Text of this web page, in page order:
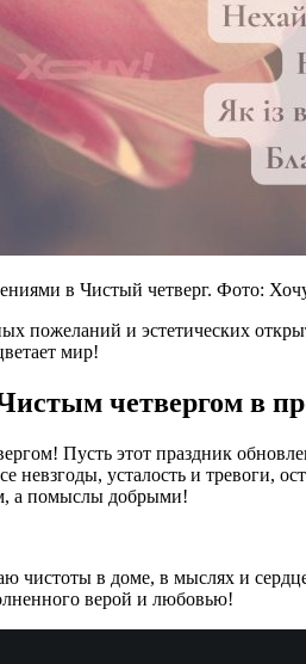
в Чистый четверг. Фото:
пожеланий и эстетических
мир!
четвергом в
Пусть этот праздник
невзгоды, усталость и тревоги,
а помыслы добрыми!
в доме, в мыслях и
верой и любовью!